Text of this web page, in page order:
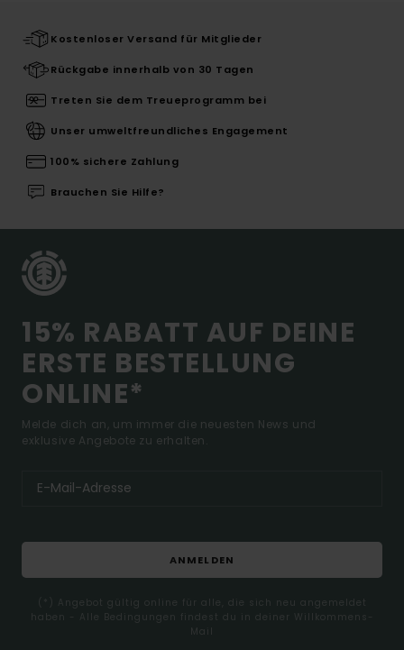
Kostenloser Versand für Mitglieder
Rückgabe innerhalb von 30 Tagen
Treten Sie dem Treueprogramm bei
Unser umweltfreundliches Engagement
100% sichere Zahlung
Brauchen Sie Hilfe?
15% RABATT AUF DEINE
ERSTE BESTELLUNG
ONLINE*
Melde dich an, um immer die neuesten News und
exklusive Angebote zu erhalten.
ANMELDEN
(*) Angebot gültig online für alle, die sich neu angemeldet
haben - Alle Bedingungen findest du in deiner Willkommens-
Mail